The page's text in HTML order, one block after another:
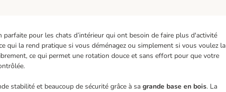
pour les chats d’intérieur qui ont besoin de faire plus d'activité
qui la rend pratique si vous déménagez ou simplement si vous voulez la
ce qui permet une rotation douce et sans effort pour que votre
stabilité et beaucoup de sécurité grâce à sa grande base en bois. La